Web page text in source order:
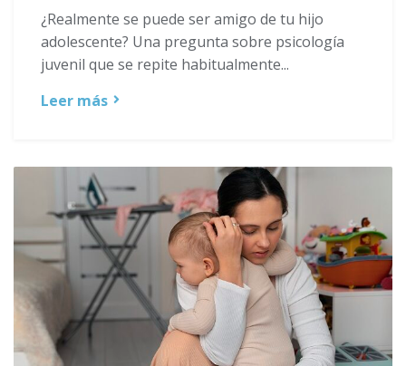
¿Realmente se puede ser amigo de tu hijo
adolescente? Una pregunta sobre psicología
juvenil que se repite habitualmente...
Leer más